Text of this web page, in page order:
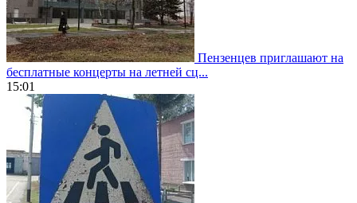
Пензенцев приглашают на
бесплатные концерты на летней сц...
15:01